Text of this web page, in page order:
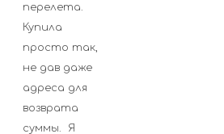
перелета.
Купила
просто так,
не дав даже
адреса для
возврата
суммы. Я